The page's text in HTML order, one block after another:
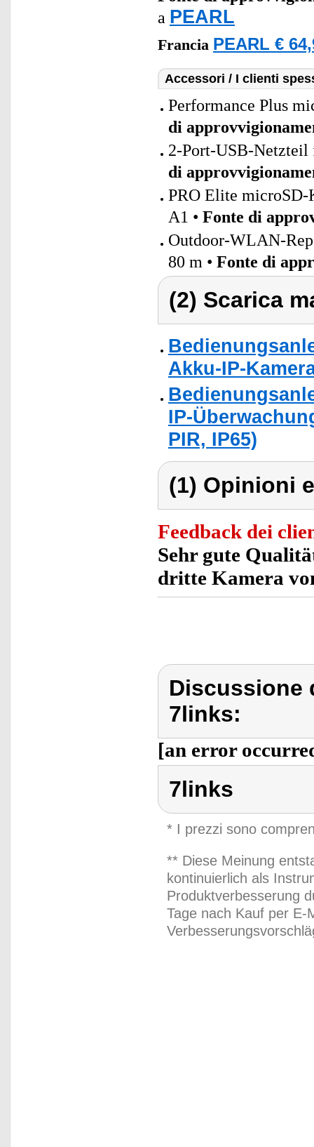
a PEARL
Francia PEARL €
Accessori / I clienti
Performance Plus
di
2-Port-USB-
di
PRO Elite microSD-
A1 • Fonte di
Outdoor-WLAN-
80 m • Fonte di
(2) Scarica
Akku-IP-
IP-
PIR, IP65)
(1) Opinioni
Feedback dei
Sehr gute
dritte Kamera
Discussione
7links:
[an error
7links
* I prezzi sono
** Diese Meinung
kontinuierlich als
Produktverbesserung
Tage nach Kauf per E-